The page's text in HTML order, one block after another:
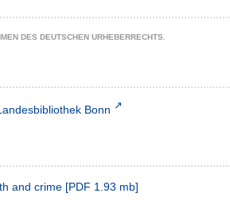
DES DEUTSCHEN URHEBERRECHTS.
Bonn
and crime [PDF 1.93 mb]